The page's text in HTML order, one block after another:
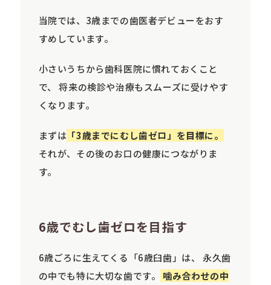
当院では、3歳までの歯医者デビューをおす
すめしています。
小さいうちから歯科医院に慣れておくこと
で、 将来の検診や治療もスムーズに受けやす
くなります。
まずは 「3歳までにむし歯ゼロ」を目標に。
それが、その後のお口の健康につながりま
す。
6歳でむし歯ゼロを目指す
6歳ごろに生えてくる「6歳臼歯」は、 永久歯
の中でも特に大切な歯です。
噛み合わせの中